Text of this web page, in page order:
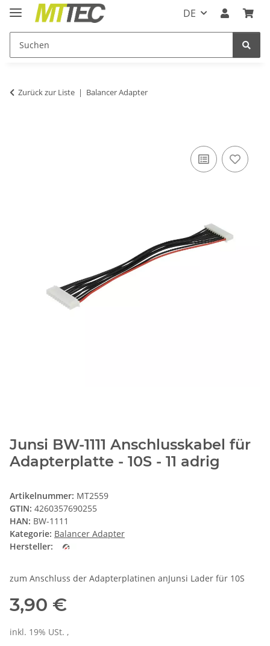
DE
Zurück zur Liste Balancer Adapter
Junsi BW-1111 Anschlusskabel für
Adapterplatte - 10S - 11 adrig
Artikelnummer: MT2559
GTIN: 4260357690255
HAN: BW-1111
Kategorie: Balancer Adapter
Hersteller:
zum Anschluss der Adapterplatinen anJunsi Lader für 10S
3,90 €
inkl. 19% USt. ,